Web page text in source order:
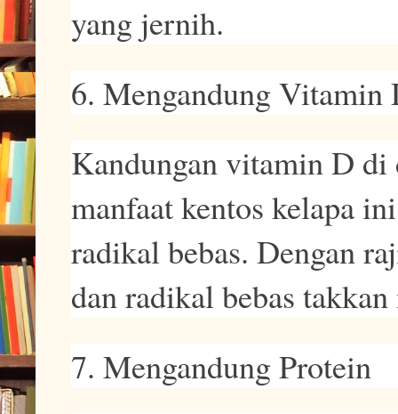
yang jernih.
6. Mengandung Vitamin
Kandungan vitamin D di
manfaat kentos kelapa
radikal bebas. Dengan
dan radikal bebas
7. Mengandung Protein